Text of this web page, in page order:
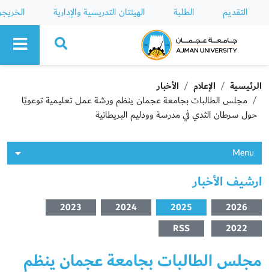
التقديم الطلبة الهيئتان التدريسية والإدارية
Ajman University
الرئيسية الإعلام
الأخبار
مجلس الطالبات بجامعة عجمان ينظم ورشة عمل تعليمية توعويًا
حول سرطان الثدي في مدرسة وودليم البريطانية
Menu
ارشيف الأخبار
2026
2025
2024
2023
2022
RSS
مجلس الطالبات بجامعة عجمان ينظم